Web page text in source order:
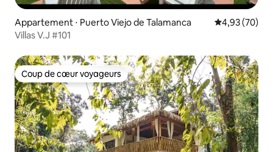
Appartement ⋅ Puerto Viejo de Talamanca Évaluation
4,93 (70)
Villas V.J #101
Coup de cœur voyageurs
Coup de cœur voyageurs